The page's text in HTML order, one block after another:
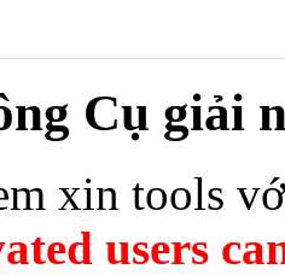
Cụ giải
xin tools
users